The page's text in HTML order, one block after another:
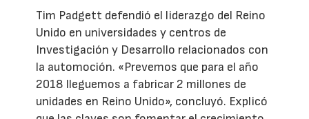
Tim Padgett defendió el liderazgo del Reino
Unido en universidades y centros de
Investigación y Desarrollo relacionados con
la automoción. «Prevemos que para el año
2018 lleguemos a fabricar 2 millones de
unidades en Reino Unido», concluyó. Explicó